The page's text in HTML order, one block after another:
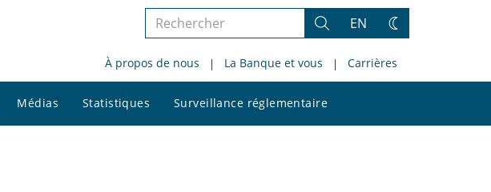
Rechercher
le
site
Rechercher
EN
Changez
thème
À propos de nous La Banque et vous Carrières
Médias Statistiques Surveillance réglementaire
le